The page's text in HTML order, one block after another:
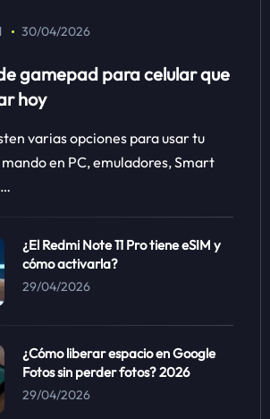
30/04/2026
gamepad para celular que
hoy
varias opciones para usar tu
en PC, emuladores, Smart
¿El Redmi Note 11 Pro tiene eSIM y
cómo activarla?
29/04/2026
¿Cómo liberar espacio en Google
Fotos sin perder fotos? 2026
29/04/2026